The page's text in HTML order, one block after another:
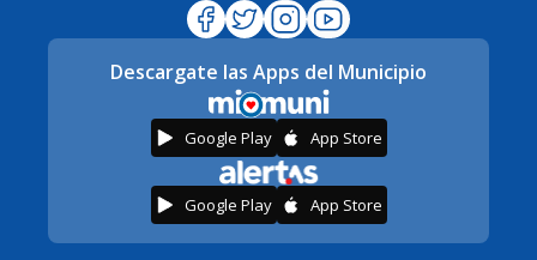
Descargate las Apps del Municipio
Google Play App Store
Google Play App Store